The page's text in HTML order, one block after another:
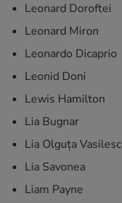
Leonard Doroftei
Leonard Miron
Leonardo Dicaprio
Leonid Doni
Lewis Hamilton
Lia Bugnar
Lia Olguța
Lia Savonea
Liam Payne